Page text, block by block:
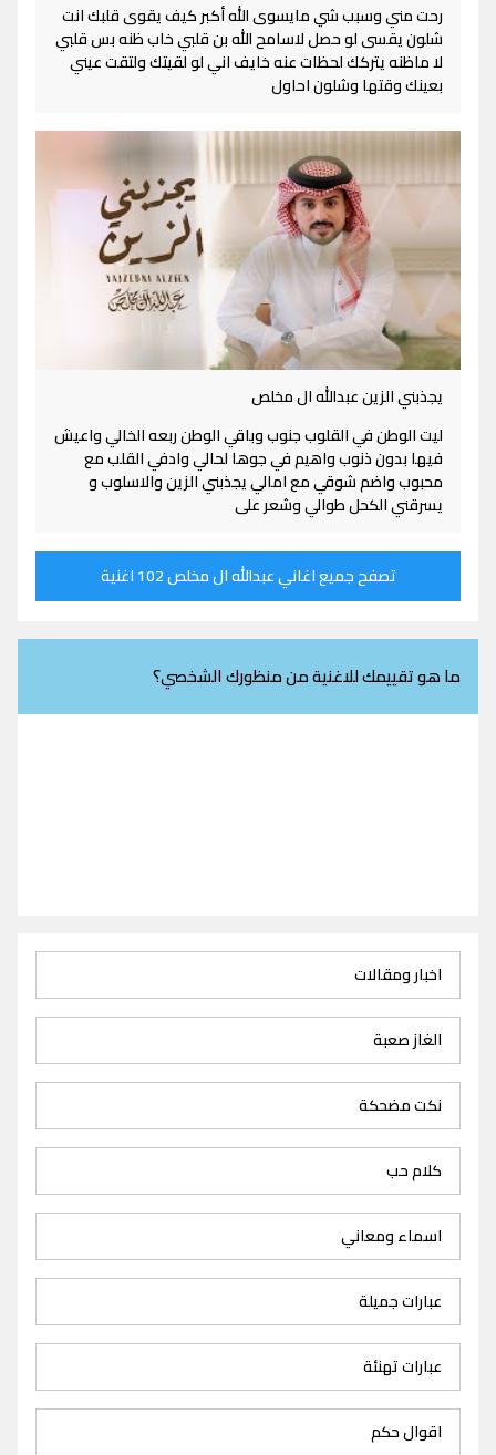
رحت مني وسبب شي مايسوى الله أكبر كيف يقوى قلبك انت
شلون يقسى لو حصل لاسامح الله بن قلبي خاب ظنه بس قلبي
لا ماظنه يتركك لحظات عنه خايف اني لو لقيتك ولتقت عيني
بعينك وقتها وشلون احاول
يجذبني الزين عبدالله ال مخلص
ليت الوطن في القلوب جنوب وباقي الوطن ربعه الخالي واعيش
فيها بدون ذنوب واهيم في جوها لحالي وادفي القلب مع
محبوب واضم شوقي مع امالي يجذبني الزين والاسلوب و
يسرقني الكحل طوالي وشعر على
تصفح جميع اغاني عبدالله ال مخلص 102 اغنية
ما هو تقييمك للاغنية من منظورك الشخصي؟
اخبار ومقالات
الغاز صعبة
نكت مضحكة
كلام حب
اسماء ومعاني
عبارات جميلة
عبارات تهنئة
اقوال حكم